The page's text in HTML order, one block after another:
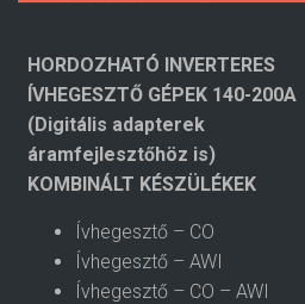
HORDOZHATÓ INVERTERES
ÍVHEGESZTŐ GÉPEK 140-200A
(Digitális adapterek
áramfejlesztőhöz is)
KOMBINÁLT KÉSZÜLÉKEK
Ívhegesztő – CO
Ívhegesztő – AWI
Ívhegesztő – CO – AWI